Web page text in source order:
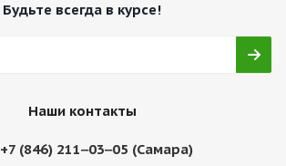
Будьте всегда в курсе!
Наши контакты
+7 (846) 211‒03‒05 (Самара)